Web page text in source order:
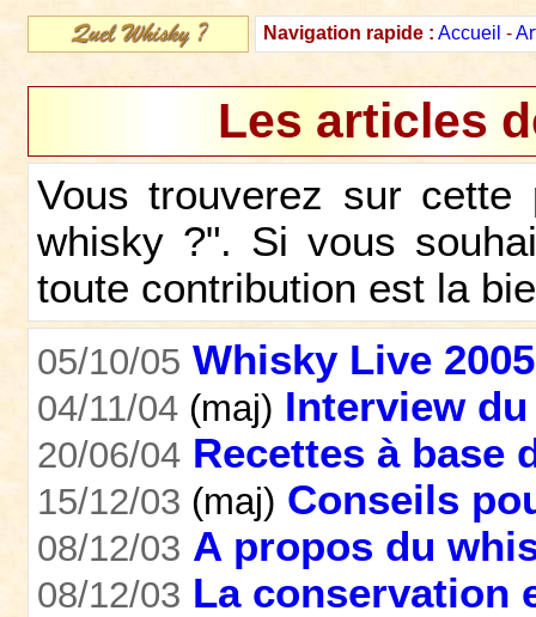
Navigation rapide : Accueil -
Les articles
Vous trouverez sur
whisky ?". Si vous
toute contribution est la
05/10/05 Whisky Live
04/11/04 (maj) Interview
20/06/04 Recettes à base
15/12/03 (maj) Conseils
08/12/03 A propos du
08/12/03 La conservation